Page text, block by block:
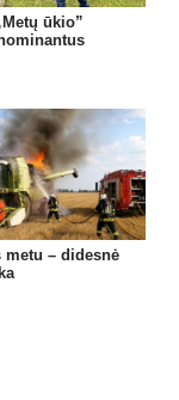
ūkio”
metu – didesnė